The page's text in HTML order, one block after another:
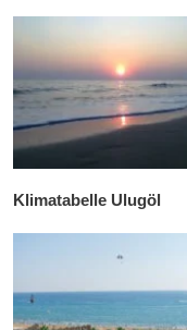
Klimatabelle Ulugöl